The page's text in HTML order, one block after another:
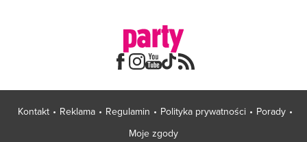
Kontakt Reklama Regulamin Polityka prywatności
Porady
Moje zgody